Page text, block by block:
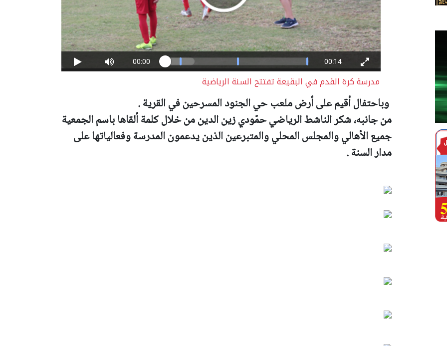
مدرسة كرة القدم في البقيعة تفتتح السنة الرياضية
وباحتفال أقيم على أرض ملعب حي الجنود المسرحين في القرية .
من جانبه، شكر الناشط الرياضي حمّودي زين الدين من خلال كلمة ألقاها باسم الجمعية
جميع الأهالي والمجلس المحلي والمتبرعين الذين يدعمون المدرسة وفعالياتها على
مدار السنة .